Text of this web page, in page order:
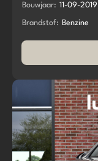
Bouwjaar: 11-09-2019
Brandstof: Benzine